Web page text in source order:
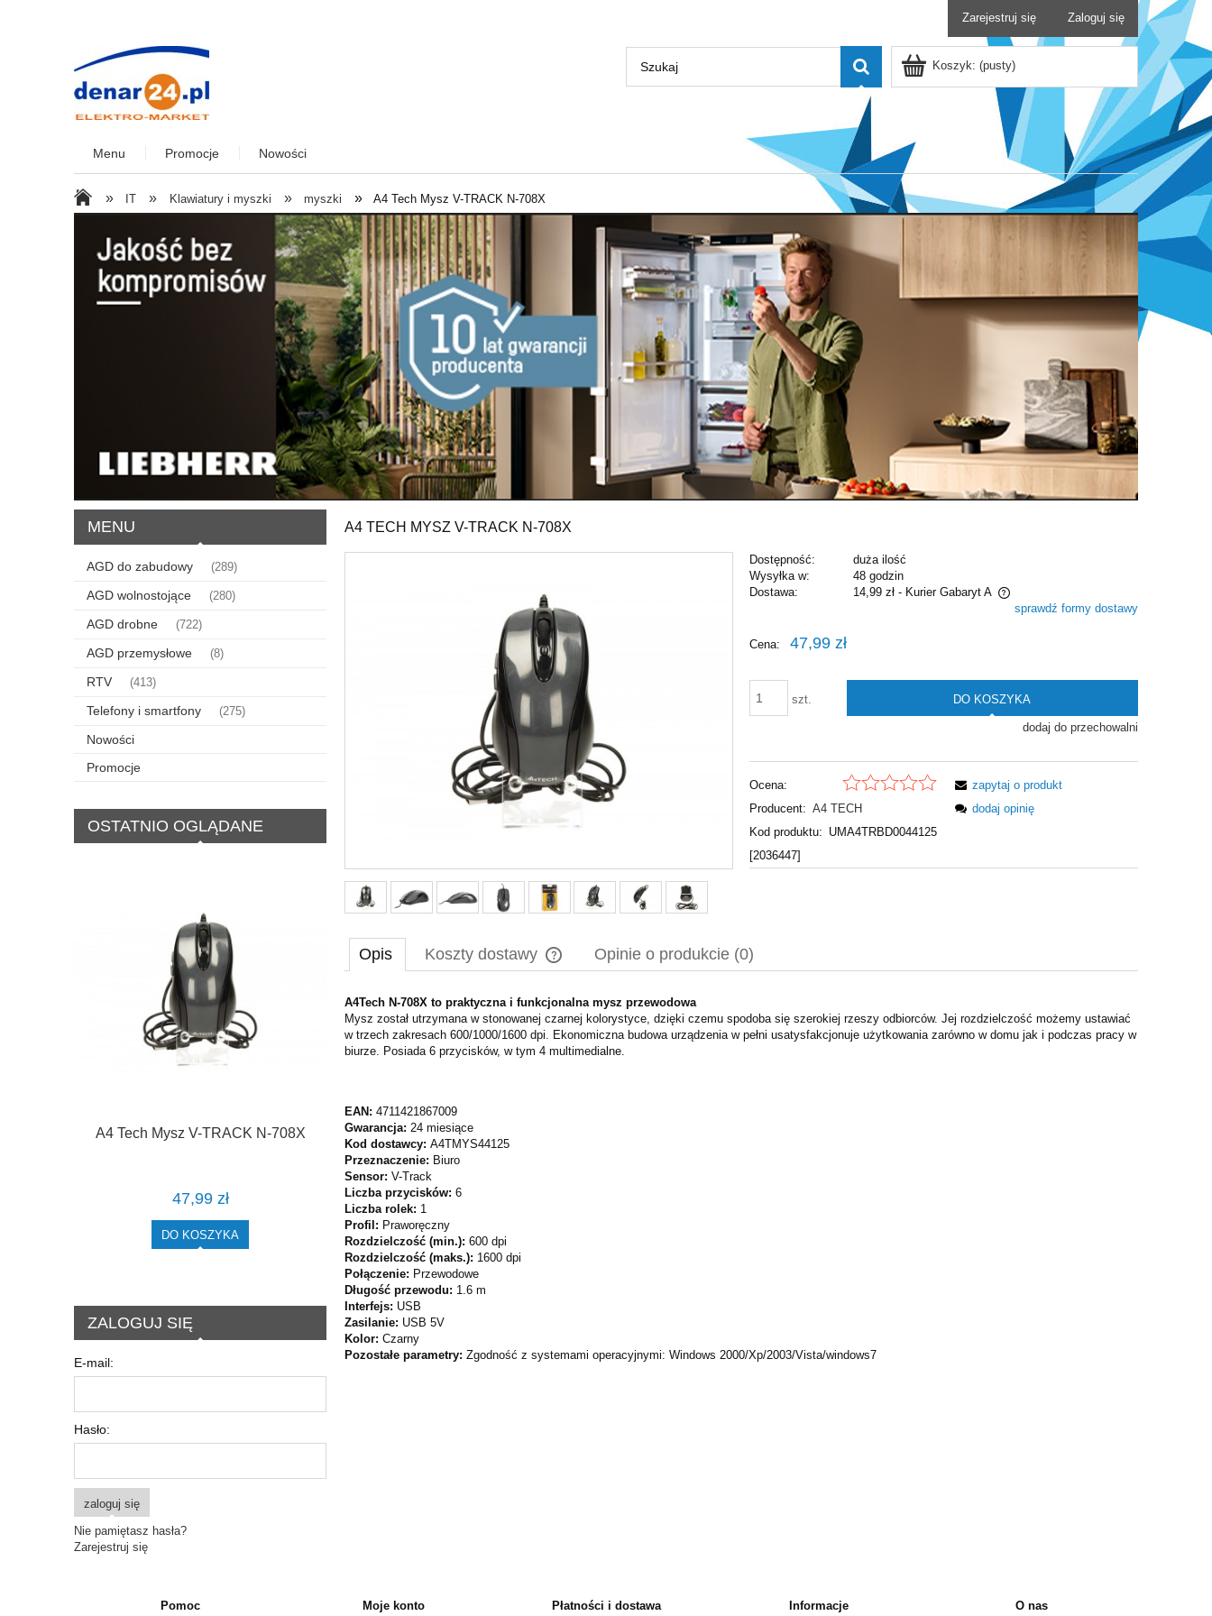
Zarejestruj się Zaloguj się
Koszyk: (pusty)
Menu Promocje Nowości
» IT » Klawiatury i myszki » myszki » A4 Tech Mysz V-TRACK N-708X
MENU
AGD do zabudowy (289)
AGD wolnostojące (280)
AGD drobne (722)
AGD przemysłowe (8)
RTV (413)
Telefony i smartfony (275)
Nowości
Promocje
OSTATNIO OGLĄDANE
A4 Tech Mysz V-TRACK N-708X
47,99 zł
DO KOSZYKA
ZALOGUJ SIĘ
E-mail:
Hasło:
zaloguj się
Nie pamiętasz hasła?
Zarejestruj się
A4 TECH MYSZ V-TRACK N-708X
Dostępność:
duża ilość
Wysyłka w:
48 godzin
Dostawa:
14,99 zł - Kurier Gabaryt A
płatności
sprawdź formy dostawy
Cena: 47,99 zł
szt. DO KOSZYKA
dodaj do przechowalni
Ocena:
Producent: A4 TECH
Kod produktu: UMA4TRBD0044125
[2036447]
zapytaj o produkt
dodaj opinię
Opis Koszty dostawy
Cena nie zawiera ewentualnych kosztów
płatności
Opinie o produkcie (0)
A4Tech N-708X to praktyczna i funkcjonalna mysz przewodowa
Mysz został utrzymana w stonowanej czarnej kolorystyce, dzięki czemu spodoba się szerokiej rzeszy odbiorców. Jej rozdzielczość możemy ustawiać
w trzech zakresach 600/1000/1600 dpi. Ekonomiczna budowa urządzenia w pełni usatysfakcjonuje użytkowania zarówno w domu jak i podczas pracy w
biurze. Posiada 6 przycisków, w tym 4 multimedialne.
EAN: 4711421867009
Gwarancja: 24 miesiące
Kod dostawcy: A4TMYS44125
Przeznaczenie: Biuro
Sensor: V-Track
Liczba przycisków: 6
Liczba rolek: 1
Profil: Praworęczny
Rozdzielczość (min.): 600 dpi
Rozdzielczość (maks.): 1600 dpi
Połączenie: Przewodowe
Długość przewodu: 1.6 m
Interfejs: USB
Zasilanie: USB 5V
Kolor: Czarny
Pozostałe parametry: Zgodność z systemami operacyjnymi: Windows 2000/Xp/2003/Vista/windows7
Pomoc Moje konto Płatności i dostawa Informacje O nas